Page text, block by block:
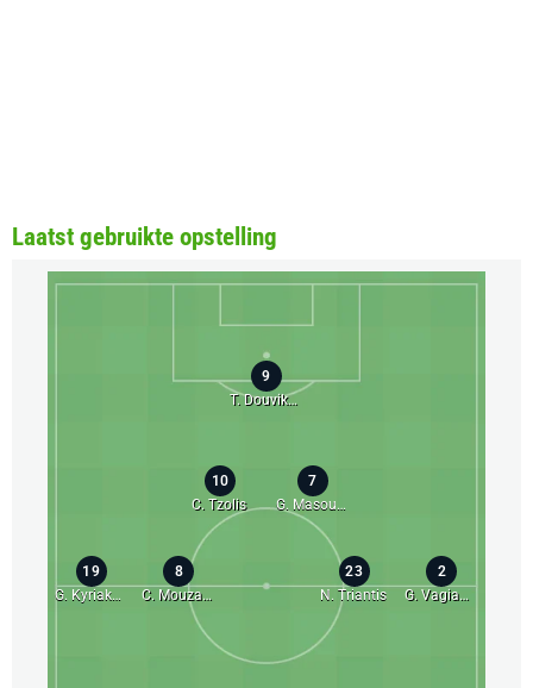
Laatst gebruikte opstelling
2
G. Vagiannidis
19
G. Kyriakopoulos
23
N. Triantis
8
C. Mouzakitis
9
T. Douvikas
7
G. Masouras
10
C. Tzolis